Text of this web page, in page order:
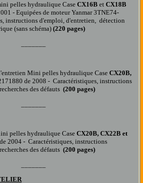
pelles hydraulique Case CX16B et CX18B
- Equipées de moteur Yanmar 3TNE74-
instructions d'emploi, d'entretien, détection
(sans schéma) (220 pages)
Mini pelles hydraulique Case CX20B,
de 2008 - Caractéristiques, instructions
des défauts (200 pages)
pelles hydraulique Case CX20B, CX22B et
2004 - Caractéristiques, instructions
des défauts (200 pages)